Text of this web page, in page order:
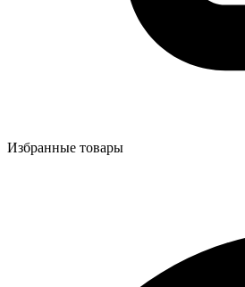
Избранные товары